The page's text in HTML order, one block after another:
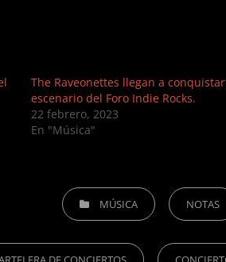
The Raveonettes llegan a
escenario del Foro Indie Rocks.
22 febrero, 2023
En "Música"
CATEGORIESMÚSICA NOTAS